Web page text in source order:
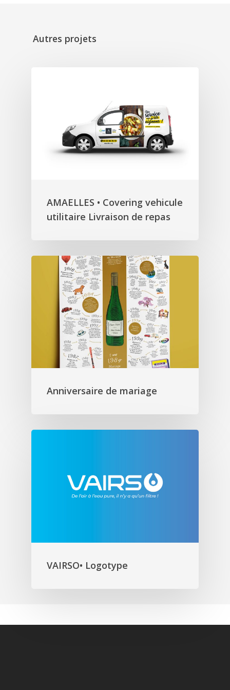
Autres projets
AMAELLES • Covering vehicule
utilitaire Livraison de repas
Anniversaire de mariage
VAIRSO• Logotype